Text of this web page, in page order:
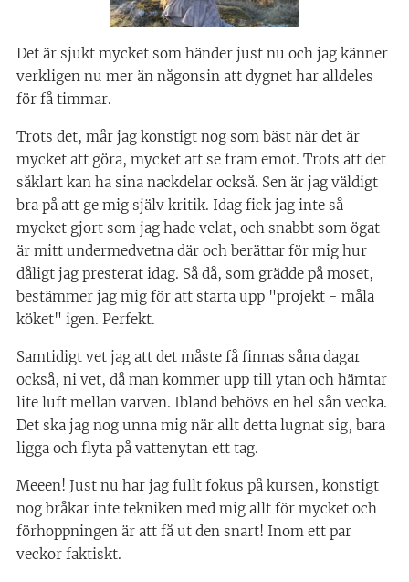
Det är sjukt mycket som händer just nu och jag känner
verkligen nu mer än någonsin att dygnet har alldeles
för få timmar.
Trots det, mår jag konstigt nog som bäst när det är
mycket att göra, mycket att se fram emot. Trots att det
såklart kan ha sina nackdelar också. Sen är jag väldigt
bra på att ge mig själv kritik. Idag fick jag inte så
mycket gjort som jag hade velat, och snabbt som ögat
är mitt undermedvetna där och berättar för mig hur
dåligt jag presterat idag. Så då, som grädde på moset,
bestämmer jag mig för att starta upp "projekt - måla
köket" igen. Perfekt.
Samtidigt vet jag att det måste få finnas såna dagar
också, ni vet, då man kommer upp till ytan och hämtar
lite luft mellan varven. Ibland behövs en hel sån vecka.
Det ska jag nog unna mig när allt detta lugnat sig, bara
ligga och flyta på vattenytan ett tag.
Meeen! Just nu har jag fullt fokus på kursen, konstigt
nog bråkar inte tekniken med mig allt för mycket och
förhoppningen är att få ut den snart! Inom ett par
veckor faktiskt.